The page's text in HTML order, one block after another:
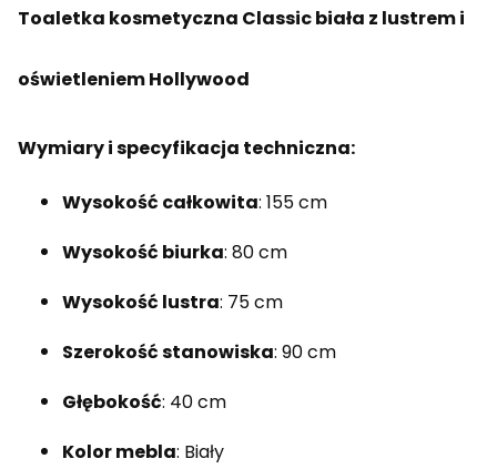
Toaletka kosmetyczna Classic biała z lustrem i
oświetleniem Hollywood
Wymiary i specyfikacja techniczna:
Wysokość całkowita: 155 cm
Wysokość biurka: 80 cm
Wysokość lustra: 75 cm
Szerokość stanowiska: 90 cm
Głębokość: 40 cm
Kolor mebla: Biały